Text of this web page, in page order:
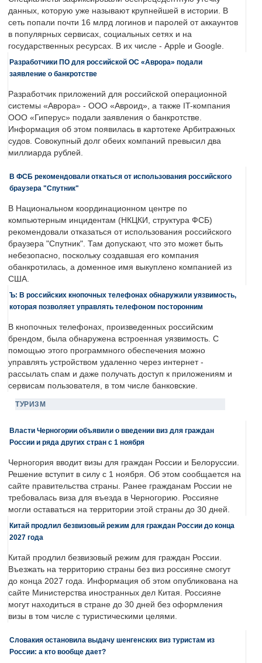
данных, которую уже называют крупнейшей в истории. В
сеть попали почти 16 млрд логинов и паролей от аккаунтов
в популярных сервисах, социальных сетях и на
государственных ресурсах. В их числе - Apple и Google.
Разработчики ПО для российской ОС «Аврора» подали
заявление о банкротстве
Разработчик приложений для российской операционной
системы «Аврора» - ООО «Авроид», а также IT-компания
ООО «Гиперус» подали заявления о банкротстве.
Информация об этом появилась в картотеке Арбитражных
судов. Совокупный долг обеих компаний превысил два
миллиарда рублей.
В ФСБ рекомендовали откаться от использования российского
браузера "Спутник"
В Национальном координационном центре по
компьютерным инцидентам (НКЦКИ, структура ФСБ)
рекомендовали отказаться от использования российского
браузера "Спутник". Там допускают, что это может быть
небезопасно, поскольку создавшая его компания
обанкротилась, а доменное имя выкуплено компанией из
США.
Ъ: В российских кнопочных телефонах обнаружили уязвимость,
которая позволяет управлять телефоном посторонним
В кнопочных телефонах, произведенных российским
брендом, была обнаружена встроенная уязвимость. С
помощью этого программного обеспечения можно
управлять устройством удаленно через интернет -
рассылать спам и даже получать доступ к приложениям и
сервисам пользователя, в том числе банковские.
ТУРИЗМ
Власти Черногории объявили о введении виз для граждан
России и ряда других стран с 1 ноября
Черногория вводит визы для граждан России и Белоруссии.
Решение вступит в силу с 1 ноября. Об этом сообщается на
сайте правительства страны. Ранее гражданам России не
требовалась виза для въезда в Черногорию. Россияне
могли оставаться на территории этой страны до 30 дней.
Китай продлил безвизовый режим для граждан России до конца
2027 года
Китай продлил безвизовый режим для граждан России.
Въезжать на территорию страны без виз россияне смогут
до конца 2027 года. Информация об этом опубликована на
сайте Министерства иностранных дел Китая. Россияне
могут находиться в стране до 30 дней без оформления
визы в том числе с туристическими целями.
Словакия остановила выдачу шенгенских виз туристам из
России: а кто вообще дает?